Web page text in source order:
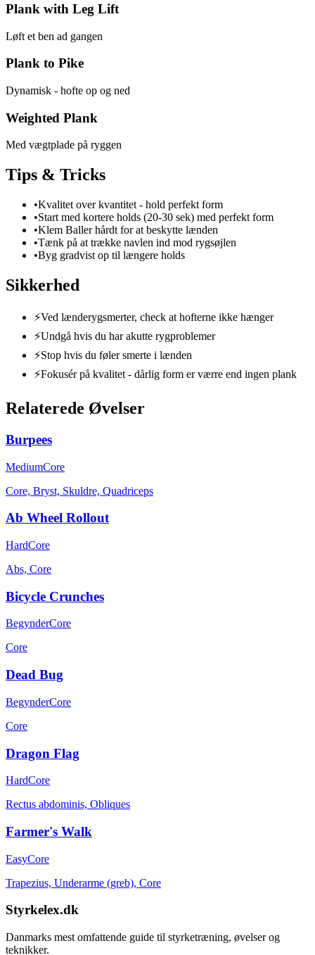
Plank with Leg Lift
Løft et ben ad gangen
Plank to Pike
Dynamisk - hofte op og ned
Weighted Plank
Med vægtplade på ryggen
Tips & Tricks
•Kvalitet over kvantitet - hold perfekt form
•Start med kortere holds (20-30 sek) med perfekt form
•Klem Baller hårdt for at beskytte lænden
•Tænk på at trække navlen ind mod rygsøjlen
•Byg gradvist op til længere holds
Sikkerhed
⚡Ved lænderygsmerter, check at hofterne ikke hænger
⚡Undgå hvis du har akutte rygproblemer
⚡Stop hvis du føler smerte i lænden
⚡Fokusér på kvalitet - dårlig form er værre end ingen plank
Relaterede Øvelser
Burpees
MediumCore
Core, Bryst, Skuldre, Quadriceps
Ab Wheel Rollout
HardCore
Abs, Core
Bicycle Crunches
BegynderCore
Core
Dead Bug
BegynderCore
Core
Dragon Flag
HardCore
Rectus abdominis, Obliques
Farmer's Walk
EasyCore
Trapezius, Underarme (greb), Core
Styrkelex.dk
Danmarks mest omfattende guide til styrketræning, øvelser og
teknikker.